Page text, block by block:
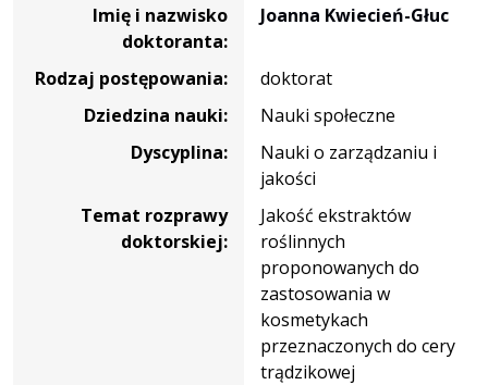
Imię i nazwisko
doktoranta:
Joanna Kwiecień-Głuc
Rodzaj postępowania:
doktorat
Dziedzina nauki:
Nauki społeczne
Dyscyplina:
Nauki o zarządzaniu i
jakości
Temat rozprawy
doktorskiej:
Jakość ekstraktów
roślinnych
proponowanych do
zastosowania w
kosmetykach
przeznaczonych do cery
trądzikowej